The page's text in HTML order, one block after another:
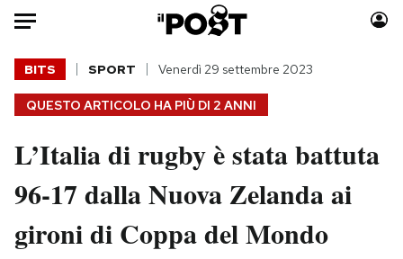
Auto
HOME
Italia
Politica
Tecnologia
Moda
Consumismi
Storie/Idee
QUESTO ARTICOLO HA PIÙ DI 2 ANNI
BITS SPORT Venerdì 29 settembre 2023
L’Italia di rugby è stata battuta
96-17 dalla Nuova Zelanda ai
gironi di Coppa del Mondo